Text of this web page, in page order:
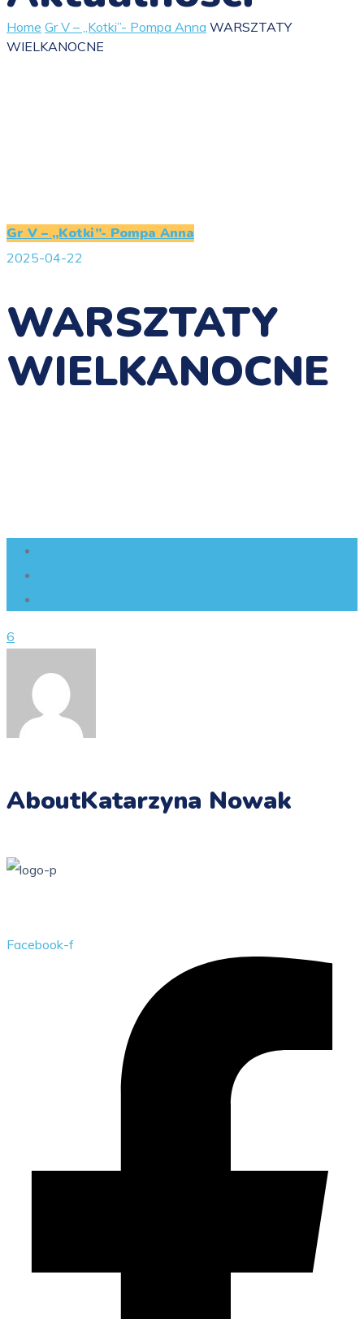
Home Gr V – „Kotki”- Pompa Anna WARSZTATY
WIELKANOCNE
Gr V – „Kotki”- Pompa Anna
2025-04-22
WARSZTATY
WIELKANOCNE
6
AboutKatarzyna Nowak
Facebook-f